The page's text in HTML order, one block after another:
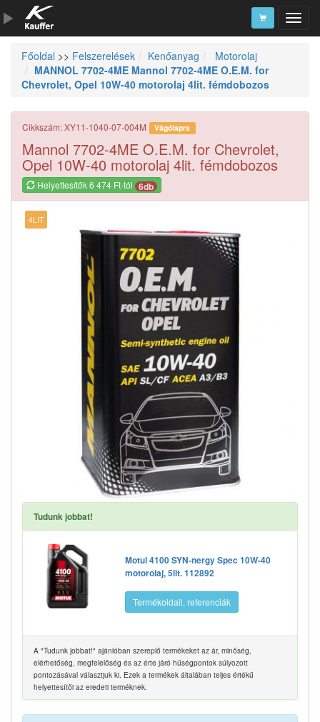
Szerszámkatalógus
Kosár
Alkatrészek
Főoldal >> Felszerelések Kenőanyag
Motorolaj
MANNOL 7702-4ME Mannol 7702-4ME O.E.M. for
Chevrolet, Opel 10W-40 motorolaj 4lit. fémdobozos
Cikkszám: XY11-1040-07-004M Vágólapra
Mannol 7702-4ME O.E.M. for Chevrolet,
Opel 10W-40 motorolaj 4lit. fémdobozos
Helyettesítők 6 474 Ft-tól 6db
4LIT
Tudunk jobbat!
Motul 4100 SYN-nergy Spec 10W-40
motorolaj, 5lit. 112892
Termékoldall, referenciák
A "Tudunk jobbat!" ajánlóban szereplő termékeket az ár, minőség,
elérhetőség, megfelelőség és az érte járó hűségpontok súlyozott
pontozásával választjuk ki. Ezek a termékek általában teljes értékű
helyettesítői az eredeti terméknek.